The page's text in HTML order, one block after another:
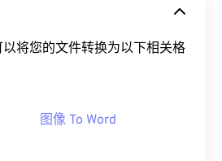
将您的文件转换为以下相关格
图像 To Word